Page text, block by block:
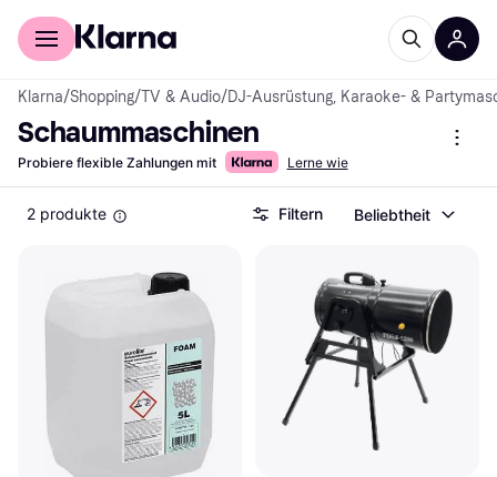
Für Shopper
Klarna/Shopping/TV & Audio/DJ-Ausrüstung, Karaoke- &
Schaummaschinen
Probiere flexible Zahlungen mit Lerne wie
2 produkte Filtern Beliebtheit